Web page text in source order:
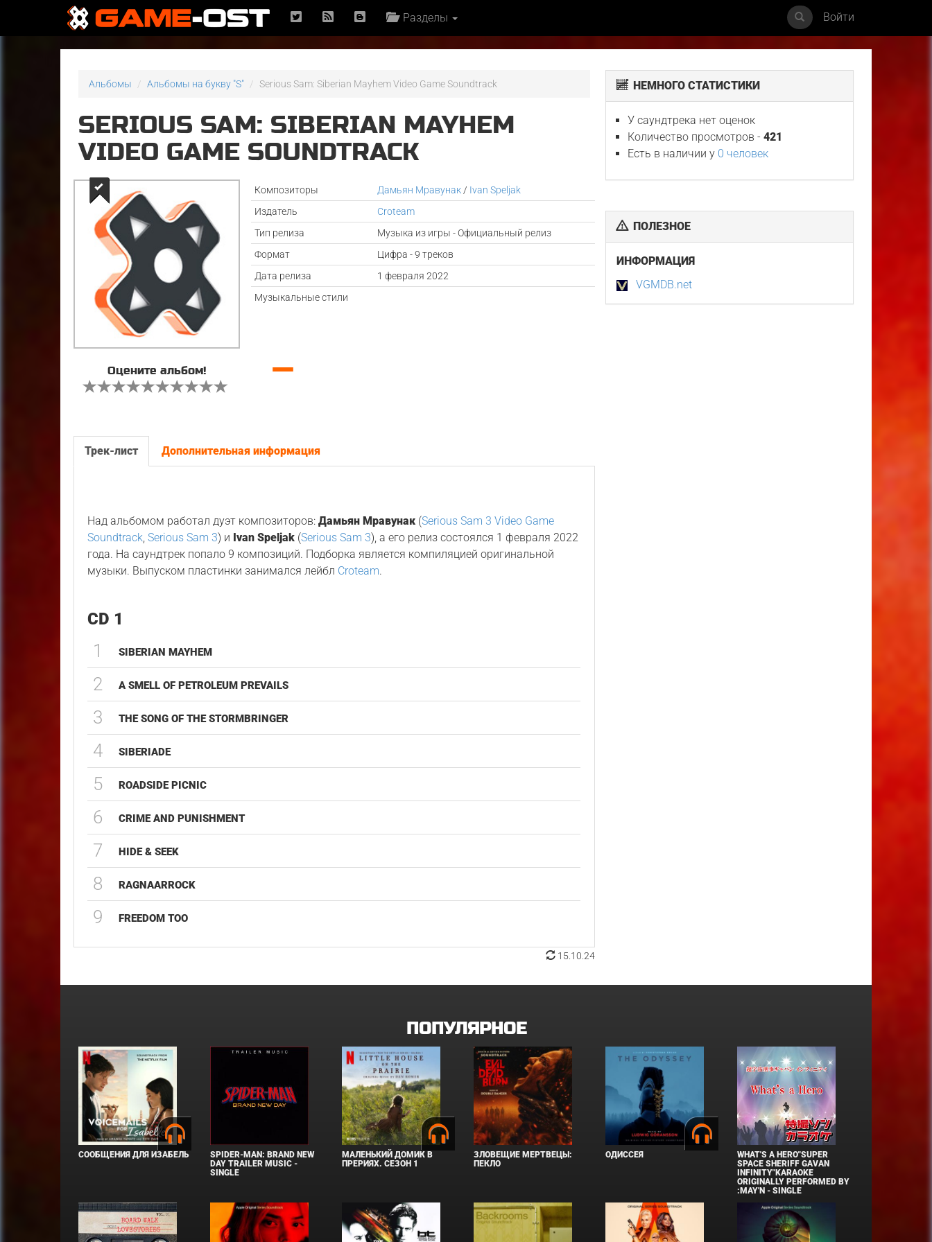
Разделы Войти
Альбомы Альбомы на букву "S" Serious Sam: Siberian Mayhem Video Game Soundtrack
SERIOUS SAM: SIBERIAN MAYHEM
VIDEO GAME SOUNDTRACK
Композиторы Дамьян Мравунак/ Ivan Speljak
Издатель
Croteam
Тип релиза
Музыка из игры - Официальный релиз
Формат
Цифра - 9 треков
Дата релиза
1 февраля 2022
Музыкальные стили
Оцените альбом! —
Трек-лист Дополнительная информация
Над альбомом работал дуэт композиторов:Дамьян Мравунак (Serious Sam 3 Video Game
Soundtrack,Serious Sam 3) и Ivan Speljak (Serious Sam 3), а его релиз состоялся 1 февраля 2022
года. На саундтрек попало 9 композиций. Подборка является компиляцией оригинальной
музыки. Выпуском пластинки занимался лейбл Croteam.
CD 1
1 SIBERIAN MAYHEM
2 A SMELL OF PETROLEUM PREVAILS
3 THE SONG OF THE STORMBRINGER
4 SIBERIADE
5 ROADSIDE PICNIC
6 CRIME AND PUNISHMENT
7 HIDE & SEEK
8 RAGNAARROCK
9 FREEDOM TOO
15.10.24
НЕМНОГО СТАТИСТИКИ
У саундтрека нет оценок
Количество просмотров -421
Есть в наличии у 0 человек
ПОЛЕЗНОЕ
ИНФОРМАЦИЯ
VGMDB.net
ПОПУЛЯРНОЕ
СООБЩЕНИЯ ДЛЯ ИЗАБЕЛЬ
SPIDER-MAN: BRAND NEW
DAY TRAILER MUSIC -
SINGLE
МАЛЕНЬКИЙ ДОМИК В
ПРЕРИЯХ. СЕЗОН 1
ЗЛОВЕЩИЕ МЕРТВЕЦЫ:
ПЕКЛО
ОДИССЕЯ
WHAT'S A HERO"SUPER
SPACE SHERIFF GAVAN
INFINITY"KARAOKE
ORIGINALLY PERFORMED BY
:MAY'N - SINGLE